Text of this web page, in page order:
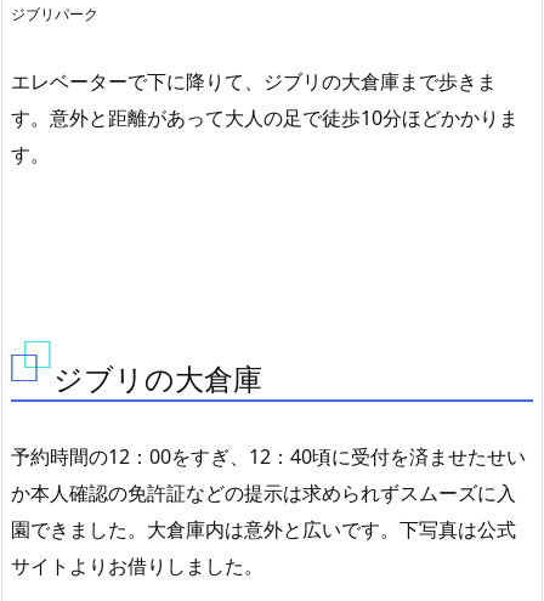
ジブリパーク
エレベーターで下に降りて、ジブリの大倉庫まで歩きま
す。意外と距離があって大人の足で徒歩10分ほどかかりま
す。
ジブリの大倉庫
予約時間の12：00をすぎ、12：40頃に受付を済ませたせい
か本人確認の免許証などの提示は求められずスムーズに入
園できました。大倉庫内は意外と広いです。下写真は公式
サイトよりお借りしました。